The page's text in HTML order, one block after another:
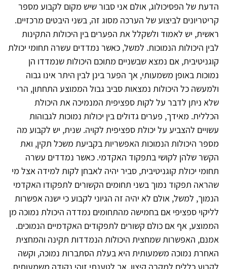
הדעת של הפסיכולוג, אולם אני סבור שיש מקום לקבוע מספר
קריטריונים לביצוע של הערכה מסוג זה, בשני היבטים מרכזיים.
ראשית, יש לאמוד ולשקלל את הפערים בין היכולות התקינות
לבין היכולות הנמוכות. למשל, כאשר נמדדים עשרה תחומי יכולת
קוגניטיבית, אם נמצא שבשניים מתוכם היכולות שנמדדו הן
נמוכות באופן משמעותי, אך הפער בינן לבין היתר אינו גבוה
ולמעשה כל היכולות נמצאות סביב גבול הממוצע התחתון, הרי
שלא ניתן לדבר על לקות ספציפית המנמיכה את היכולת
הכללית. מאידך, פערים גדולים בין יכולות נמוכות לגבוהות
עשויים להצביע על יכולת ספציפית לקויה. שנית, יש לקבוע מה
מספר היכולות הנמוכות האפשריות בקביעת משכל תקין, ואת
הקשר שלהן לקושי בתפקוד האקדמי. כאשר נמדדים עשרה
תחומי יכולת קוגניטיבית, סביר יהיה לאבחן לקות למידה אצל מי
שהראה תפקוד נמוך בשני תחומים הקשורים לתפקודו האקדמי
הנמוך, למשל, אולם לא יהיה זה הגיוני לקבוע כי ישנה אפשרות
לליקוי ספציפי אם בחמישה מהתחומים נמדדה היכולת נמוכה מן
הממוצע, אף אם כולם קשורים לתפקודים האקדמיים הנמוכים.
אמנם, האפשרות שמחצית היכולות הנמדדות תקינה והמחצית
האחרת נמוכה משמעותית היא בעלת הסתברות נמוכה, וקשה